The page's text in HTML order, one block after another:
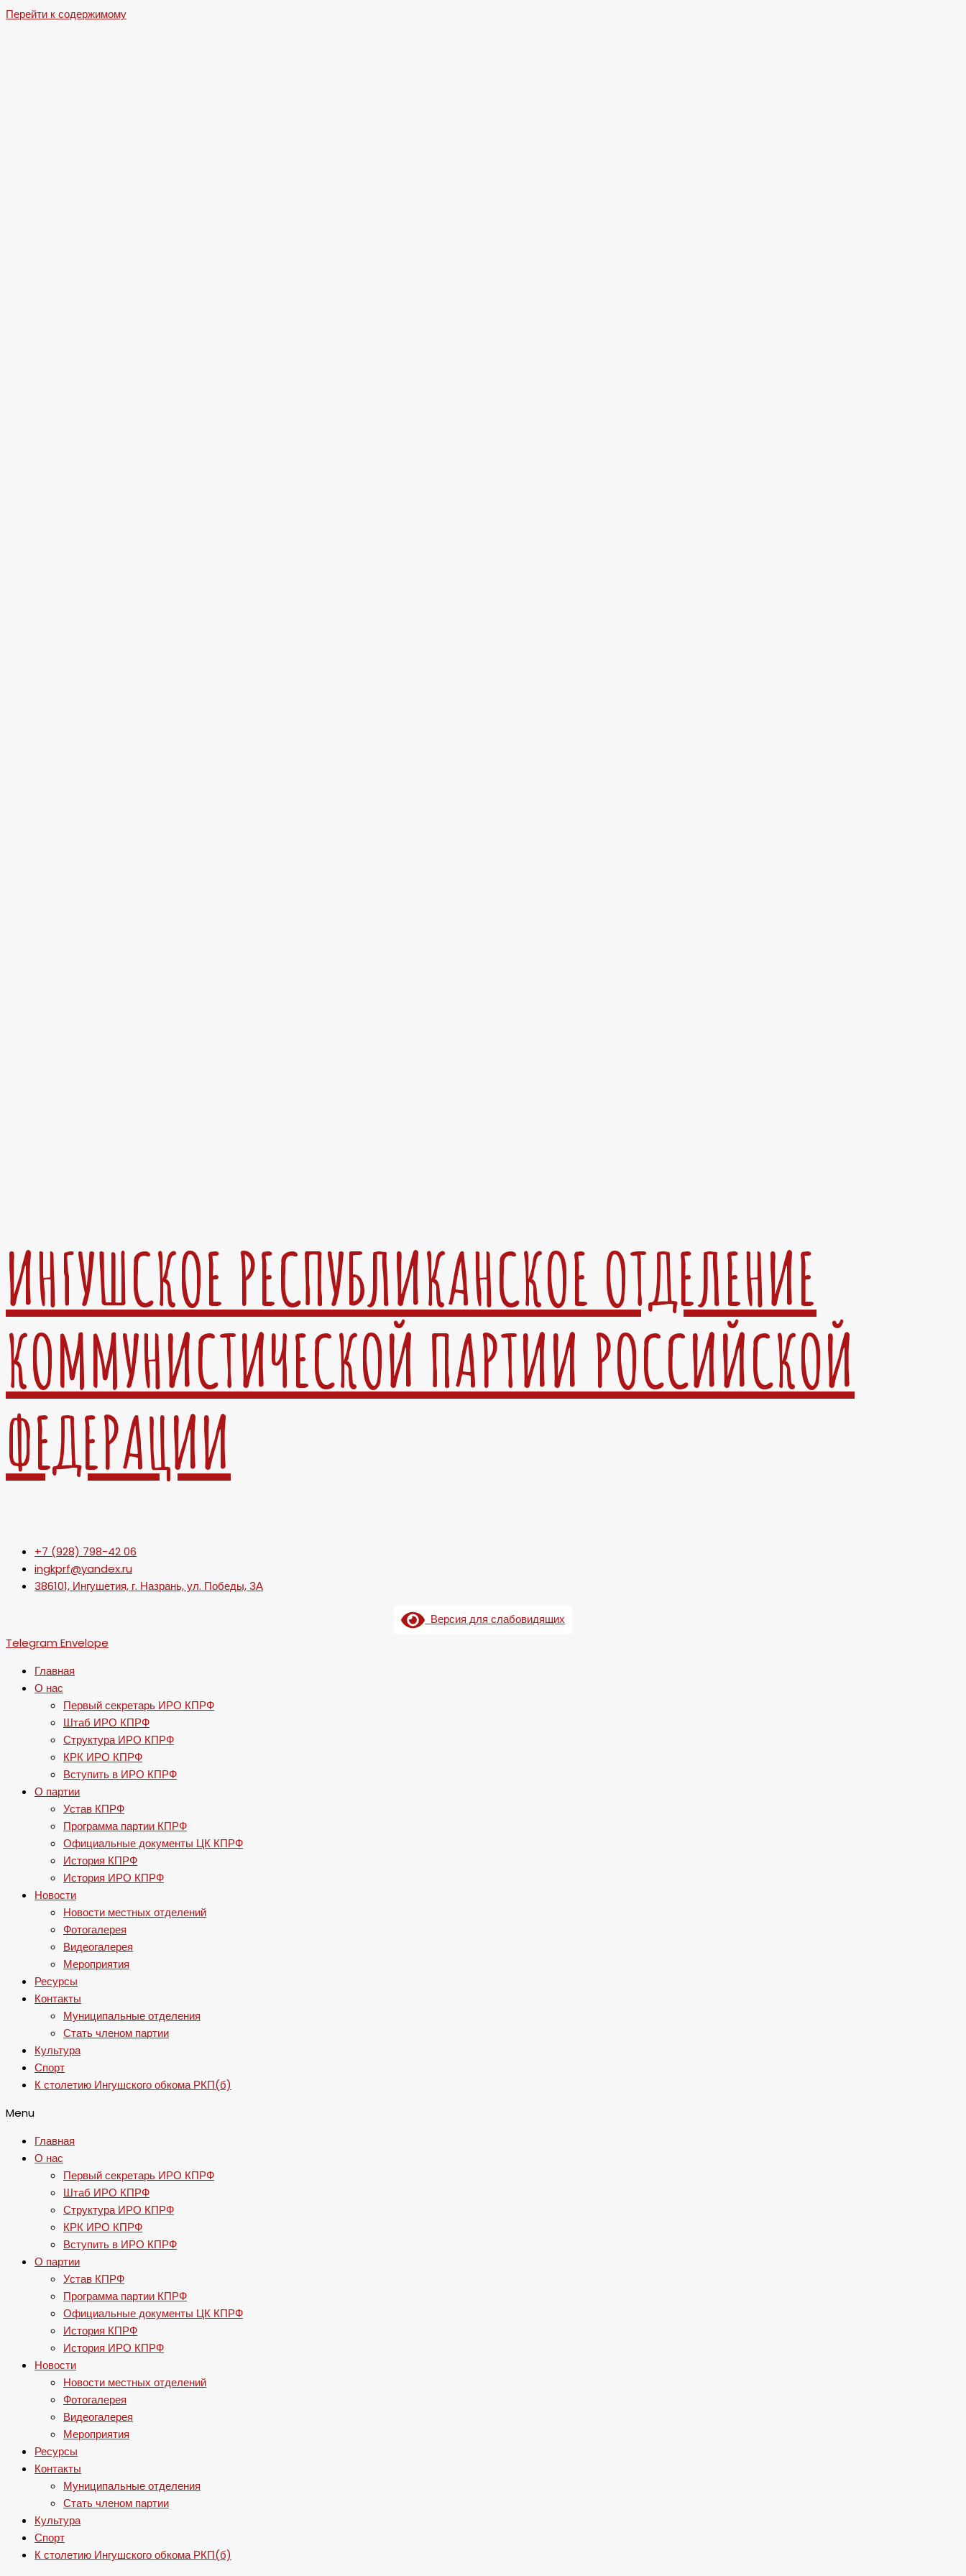
Перейти к содержимому
ИНГУШСКОЕ РЕСПУБЛИКАНСКОЕ ОТДЕЛЕНИЕ
КОММУНИСТИЧЕСКОЙ ПАРТИИ РОССИЙСКОЙ
ФЕДЕРАЦИИ
+7 (928) 798-42 06
ingkprf@yandex.ru
386101, Ингушетия, г. Назрань, ул. Победы, 3А
Версия для слабовидящих
Telegram Envelope
Главная
О нас
Первый секретарь ИРО КПРФ
Штаб ИРО КПРФ
Структура ИРО КПРФ
КРК ИРО КПРФ
Вступить в ИРО КПРФ
О партии
Устав КПРФ
Программа партии КПРФ
Официальные документы ЦК КПРФ
История КПРФ
История ИРО КПРФ
Новости
Новости местных отделений
Фотогалерея
Видеогалерея
Мероприятия
Ресурсы
Контакты
Муниципальные отделения
Стать членом партии
Культура
Спорт
К столетию Ингушского обкома РКП(б)
Menu
Главная
О нас
Первый секретарь ИРО КПРФ
Штаб ИРО КПРФ
Структура ИРО КПРФ
КРК ИРО КПРФ
Вступить в ИРО КПРФ
О партии
Устав КПРФ
Программа партии КПРФ
Официальные документы ЦК КПРФ
История КПРФ
История ИРО КПРФ
Новости
Новости местных отделений
Фотогалерея
Видеогалерея
Мероприятия
Ресурсы
Контакты
Муниципальные отделения
Стать членом партии
Культура
Спорт
К столетию Ингушского обкома РКП(б)